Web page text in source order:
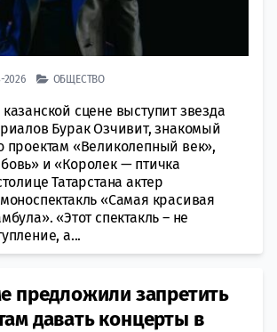
2026 ОБЩЕСТВО
сцене выступит звезда
Бурак Озчивит, знакомый
проектам «Великолепный век»,
и «Королек — птичка
Татарстана актер
«Самая красивая
«Этот спектакль – не
а...
предложили запретить
давать концерты в